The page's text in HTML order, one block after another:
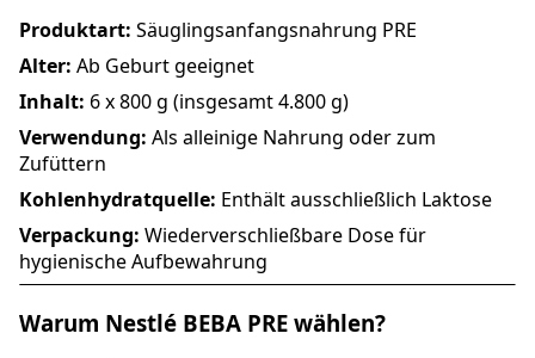
Produktart: Säuglingsanfangsnahrung PRE
Alter: Ab Geburt geeignet
Inhalt: 6 x 800 g (insgesamt 4.800 g)
Verwendung: Als alleinige Nahrung oder zum
Zufüttern
Kohlenhydratquelle: Enthält ausschließlich Laktose
Verpackung: Wiederverschließbare Dose für
hygienische Aufbewahrung
Warum Nestlé BEBA PRE wählen?